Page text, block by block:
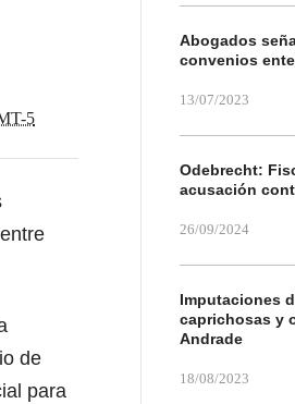
5
de
para
Abogados
convenios
13/07/2023
Odebrecht:
acusación
26/09/2024
Imputaciones
caprichosas y
Andrade
18/08/2023